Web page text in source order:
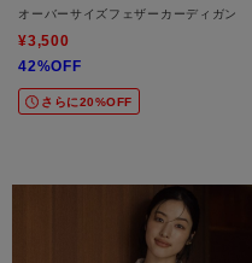
オーバーサイズフェザーカーディガン
¥3,500
42%OFF
さらに20%OFF